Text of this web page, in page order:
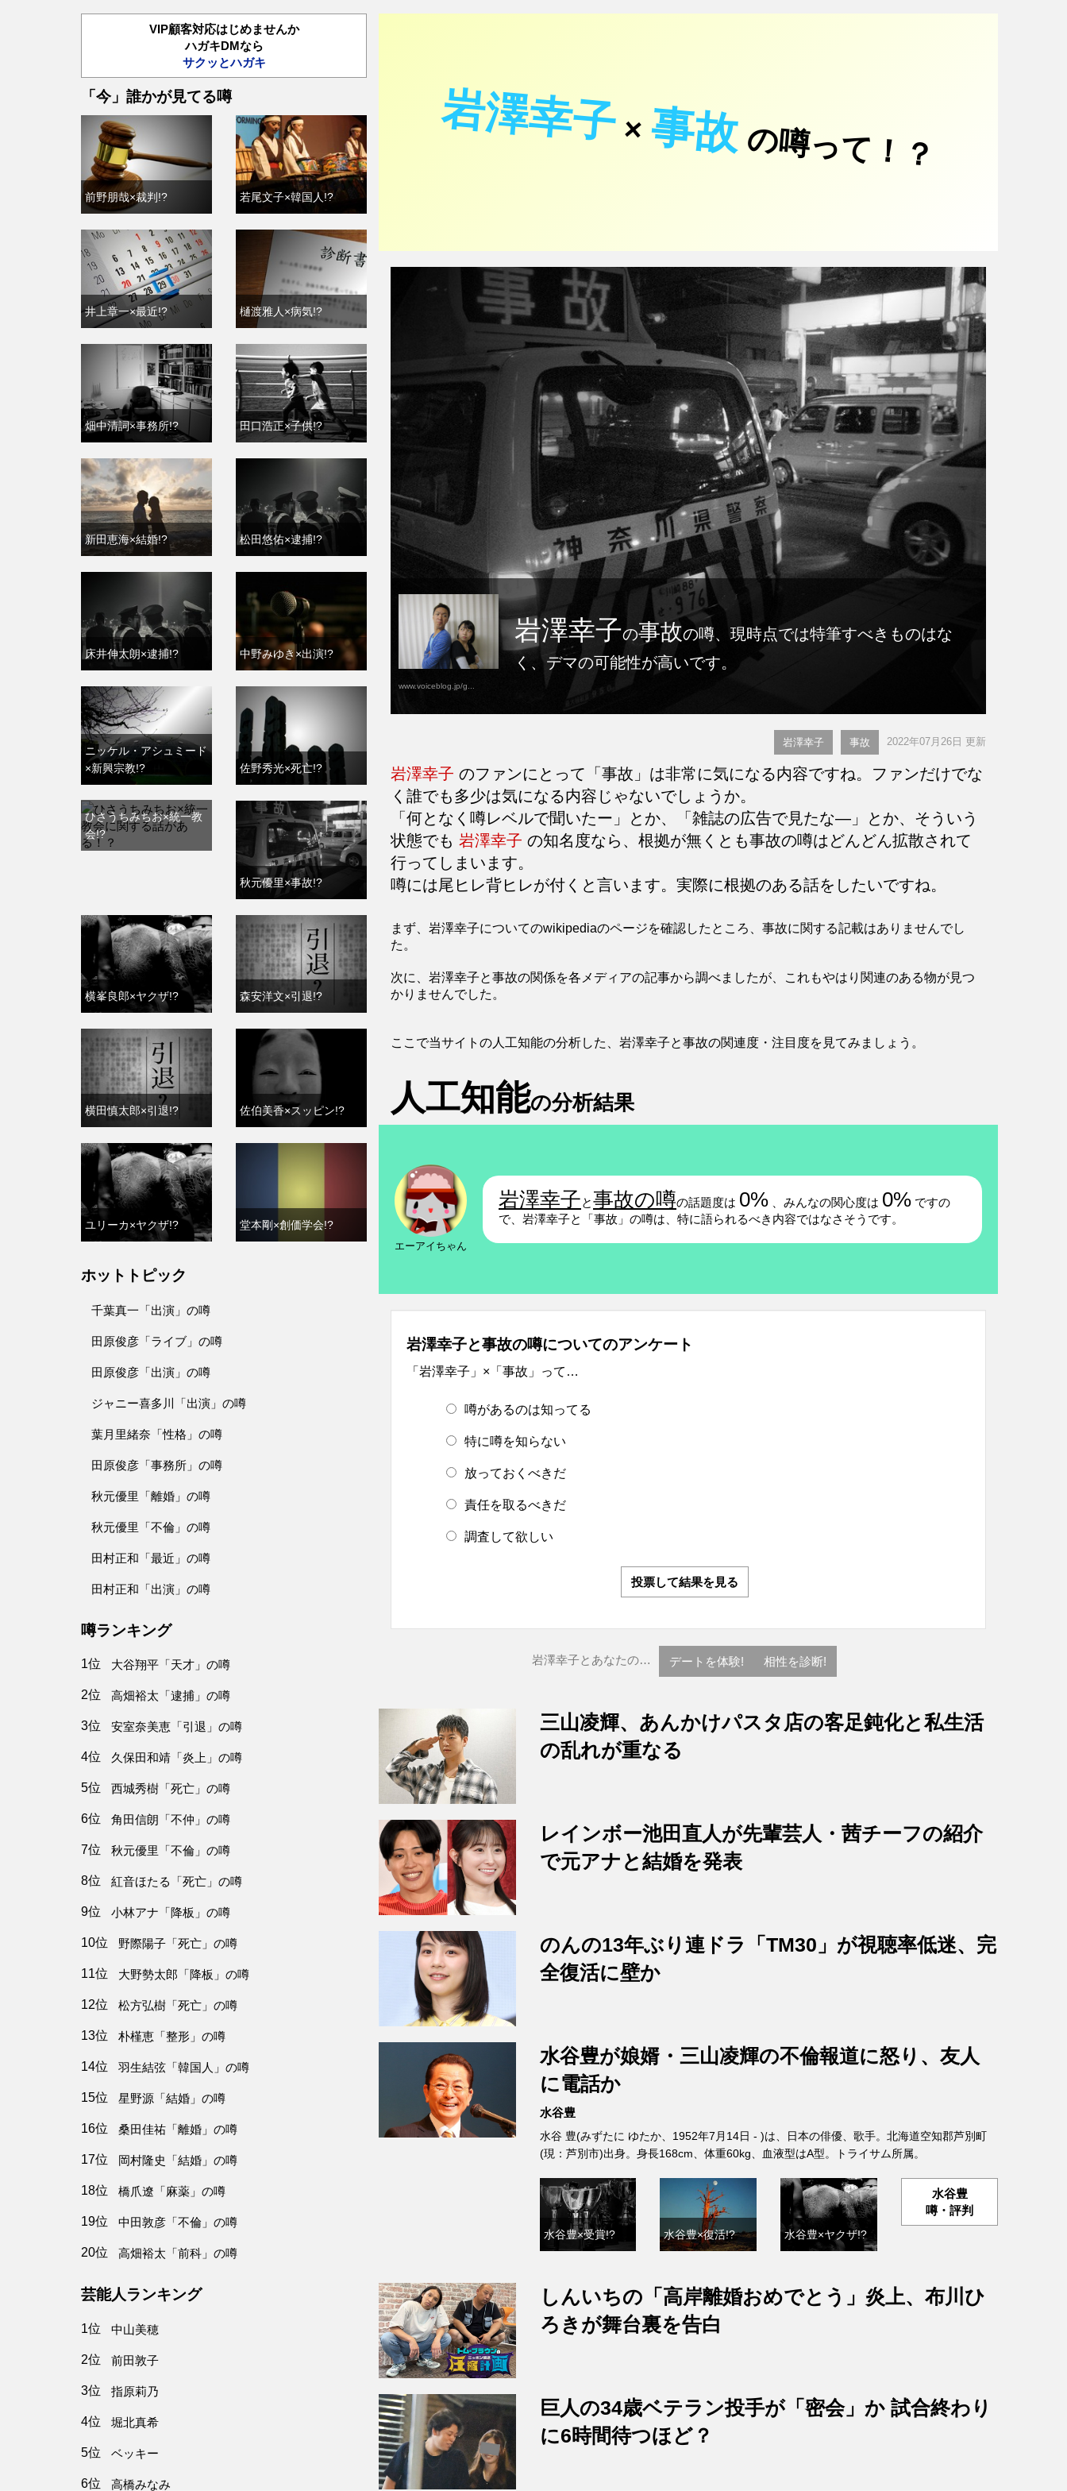
岩澤幸子×事故の噂って！？
www.voiceblog.jp/g...
岩澤幸子の事故の噂、現時点では特筆すべきものはな
く、デマの可能性が高いです。
岩澤幸子 事故 2022年07月26日 更新
岩澤幸子 のファンにとって「事故」は非常に気になる内容ですね。ファンだけでな
く誰でも多少は気になる内容じゃないでしょうか。
「何となく噂レベルで聞いたー」とか、「雑誌の広告で見たな―」とか、そういう
状態でも 岩澤幸子 の知名度なら、根拠が無くとも事故の噂はどんどん拡散されて
行ってしまいます。
噂には尾ヒレ背ヒレが付くと言います。実際に根拠のある話をしたいですね。
まず、岩澤幸子についてのwikipediaのページを確認したところ、事故に関する記載はありませんでし
た。
次に、岩澤幸子と事故の関係を各メディアの記事から調べましたが、これもやはり関連のある物が見つ
かりませんでした。
ここで当サイトの人工知能の分析した、岩澤幸子と事故の関連度・注目度を見てみましょう。
人工知能の分析結果
エーアイちゃん
岩澤幸子と事故の噂の話題度は 0% 、みんなの関心度は 0% ですの
で、岩澤幸子と「事故」の噂は、特に語られるべき内容ではなさそうです。
岩澤幸子と事故の噂についてのアンケート
「岩澤幸子」×「事故」って…
噂があるのは知ってる
特に噂を知らない
放っておくべきだ
責任を取るべきだ
調査して欲しい
投票して結果を見る
岩澤幸子とあなたの… デートを体験! 相性を診断!
三山凌輝、あんかけパスタ店の客足鈍化と私生活
の乱れが重なる
レインボー池田直人が先輩芸人・茜チーフの紹介
で元アナと結婚を発表
のんの13年ぶり連ドラ「TM30」が視聴率低迷、完
全復活に壁か
水谷豊が娘婿・三山凌輝の不倫報道に怒り、友人
に電話か
水谷豊
水谷 豊(みずたに ゆたか、1952年7月14日 - )は、日本の俳優、歌手。北海道空知郡芦別町
(現：芦別市)出身。身長168cm、体重60kg、血液型はA型。トライサム所属。
水谷豊×受賞!? 水谷豊×復活!? 水谷豊×ヤクザ!?
水谷豊
噂・評判
しんいちの「高岸離婚おめでとう」炎上、布川ひ
ろきが舞台裏を告白
巨人の34歳ベテラン投手が「密会」か 試合終わり
に6時間待つほど？
VIP顧客対応はじめませんか
ハガキDMなら
サクッとハガキ
「今」誰かが見てる噂
前野朋哉×裁判!? 若尾文子×韓国人!?
井上章一×最近!? 樋渡雅人×病気!?
畑中清詞×事務所!? 田口浩正×子供!?
新田恵海×結婚!? 松田悠佑×逮捕!?
床井伸太朗×逮捕!? 中野みゆき×出演!?
ニッケル・アシュミード
×新興宗教!?
佐野秀光×死亡!?
ひさうちみちお×統一教
会!?
秋元優里×事故!?
横峯良郎×ヤクザ!? 森安洋文×引退!?
横田慎太郎×引退!? 佐伯美香×スッピン!?
ユリーカ×ヤクザ!? 堂本剛×創価学会!?
ホットトピック
千葉真一「出演」の噂
田原俊彦「ライブ」の噂
田原俊彦「出演」の噂
ジャニー喜多川「出演」の噂
葉月里緒奈「性格」の噂
田原俊彦「事務所」の噂
秋元優里「離婚」の噂
秋元優里「不倫」の噂
田村正和「最近」の噂
田村正和「出演」の噂
噂ランキング
1位 大谷翔平「天才」の噂
2位 高畑裕太「逮捕」の噂
3位 安室奈美恵「引退」の噂
4位 久保田和靖「炎上」の噂
5位 西城秀樹「死亡」の噂
6位 角田信朗「不仲」の噂
7位 秋元優里「不倫」の噂
8位 紅音ほたる「死亡」の噂
9位 小林アナ「降板」の噂
10位 野際陽子「死亡」の噂
11位 大野勢太郎「降板」の噂
12位 松方弘樹「死亡」の噂
13位 朴槿恵「整形」の噂
14位 羽生結弦「韓国人」の噂
15位 星野源「結婚」の噂
16位 桑田佳祐「離婚」の噂
17位 岡村隆史「結婚」の噂
18位 橋爪遼「麻薬」の噂
19位 中田敦彦「不倫」の噂
20位 高畑裕太「前科」の噂
芸能人ランキング
1位 中山美穂
2位 前田敦子
3位 指原莉乃
4位 堀北真希
5位 ベッキー
6位 高橋みなみ